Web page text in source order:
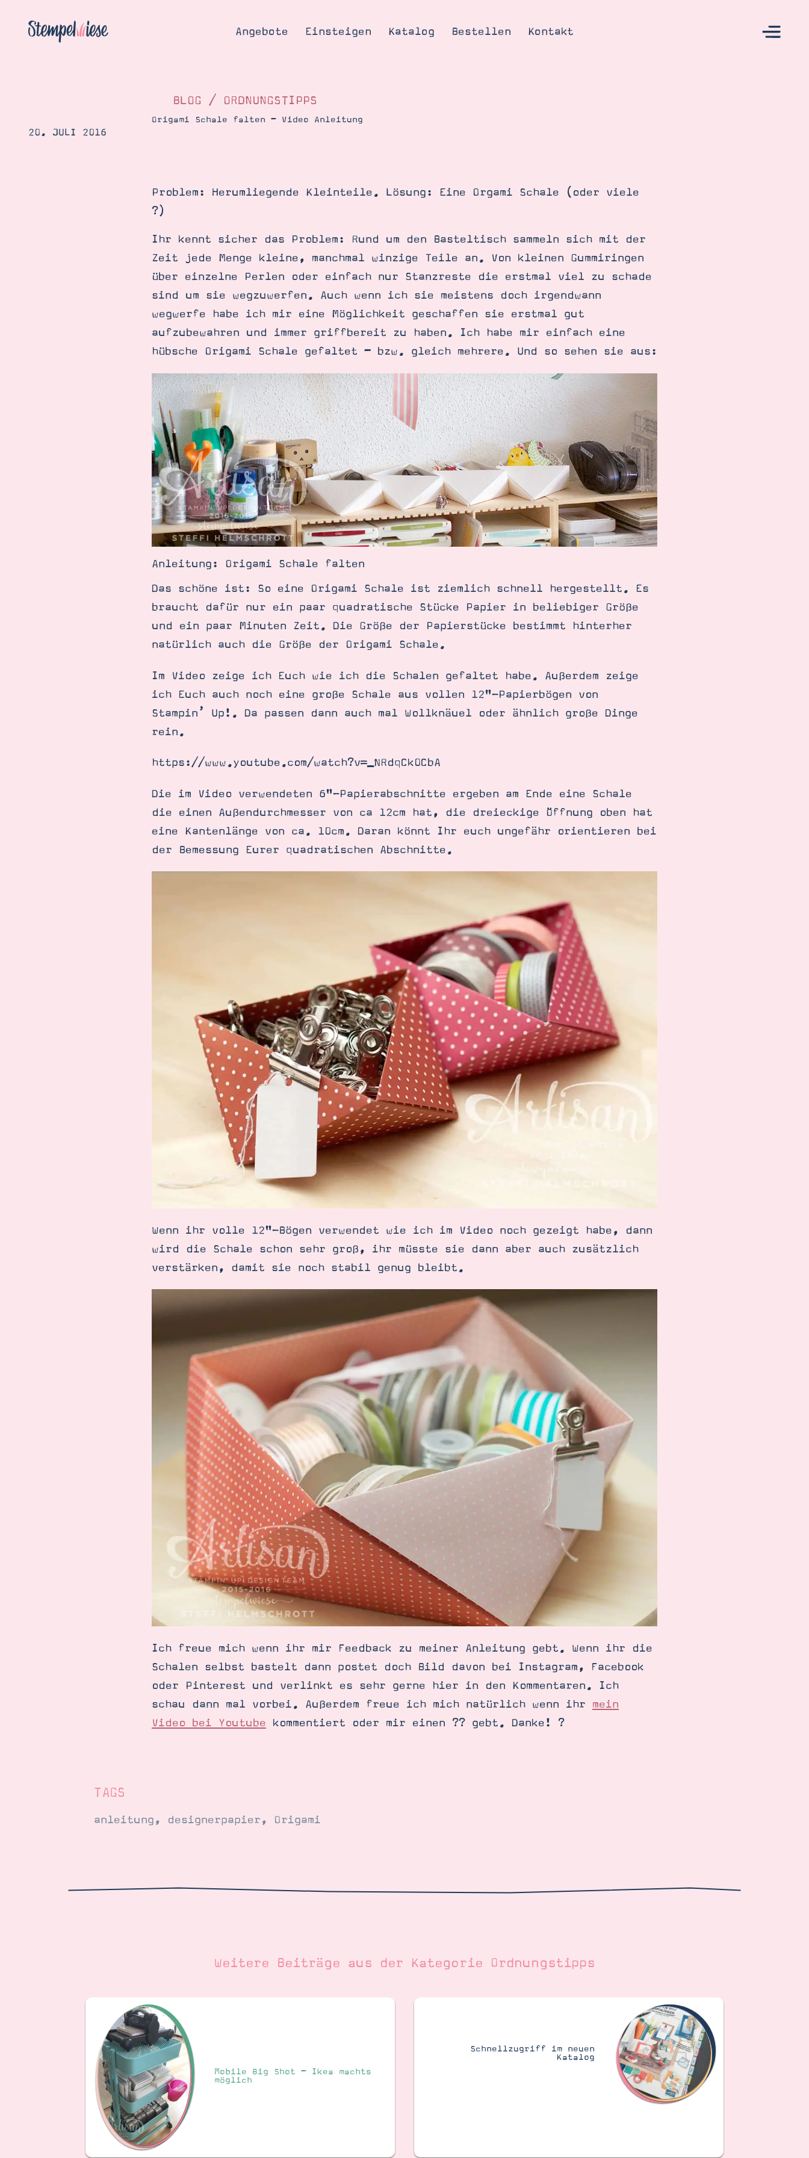
Angebote Einsteigen Katalog Bestellen Kontakt
Blog
Über mich
Über Stampin’ Up!
Datenschutz
SUCHE
BLOG / ORDNUNGSTIPPS
Origami Schale falten – Video Anleitung
20. JULI 2016
Problem: Herumliegende Kleinteile. Lösung: Eine Orgami Schale (oder viele
?)
Ihr kennt sicher das Problem: Rund um den Basteltisch sammeln sich mit der
Zeit jede Menge kleine, manchmal winzige Teile an. Von kleinen Gummiringen
über einzelne Perlen oder einfach nur Stanzreste die erstmal viel zu schade
sind um sie wegzuwerfen. Auch wenn ich sie meistens doch irgendwann
wegwerfe habe ich mir eine Möglichkeit geschaffen sie erstmal gut
aufzubewahren und immer griffbereit zu haben. Ich habe mir einfach eine
hübsche Origami Schale gefaltet – bzw. gleich mehrere. Und so sehen sie aus:
Anleitung: Origami Schale falten
Das schöne ist: So eine Origami Schale ist ziemlich schnell hergestellt. Es
braucht dafür nur ein paar quadratische Stücke Papier in beliebiger Größe
und ein paar Minuten Zeit. Die Größe der Papierstücke bestimmt hinterher
natürlich auch die Größe der Origami Schale.
Im Video zeige ich Euch wie ich die Schalen gefaltet habe. Außerdem zeige
ich Euch auch noch eine große Schale aus vollen 12"-Papierbögen von
Stampin’ Up!. Da passen dann auch mal Wollknäuel oder ähnlich große Dinge
rein.
https://www.youtube.com/watch?v=_NRdqCk0CbA
Die im Video verwendeten 6"-Papierabschnitte ergeben am Ende eine Schale
die einen Außendurchmesser von ca 12cm hat, die dreieckige Öffnung oben hat
eine Kantenlänge von ca. 10cm. Daran könnt Ihr euch ungefähr orientieren bei
der Bemessung Eurer quadratischen Abschnitte.
Wenn ihr volle 12"-Bögen verwendet wie ich im Video noch gezeigt habe, dann
wird die Schale schon sehr groß, ihr müsste sie dann aber auch zusätzlich
verstärken, damit sie noch stabil genug bleibt.
Ich freue mich wenn ihr mir Feedback zu meiner Anleitung gebt. Wenn ihr die
Schalen selbst bastelt dann postet doch Bild davon bei Instagram, Facebook
oder Pinterest und verlinkt es sehr gerne hier in den Kommentaren. Ich
schau dann mal vorbei. Außerdem freue ich mich natürlich wenn ihr mein
Video bei Youtube kommentiert oder mir einen ?? gebt. Danke! ︎?
TAGS
anleitung, designerpapier, Origami
Weitere Beiträge aus der Kategorie Ordnungstipps
Mobile Big Shot – Ikea machts
möglich
Schnellzugriff im neuen
Katalog